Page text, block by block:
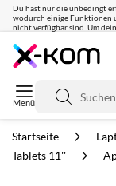
Du hast nur die unbedingt
wodurch einige Funktionen
nicht verfügbar sind. Um
Suche
Startseite
Tablets 11''